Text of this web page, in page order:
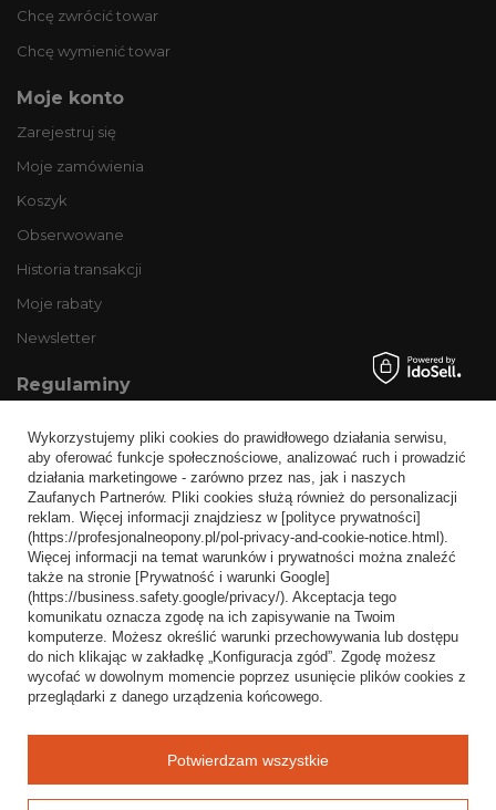
Chcę zwrócić towar
Chcę wymienić towar
Moje konto
Zarejestruj się
Moje zamówienia
Koszyk
Obserwowane
Historia transakcji
Moje rabaty
Newsletter
Regulaminy
Wysyłka
Sposoby płatności i prowizje
Regulamin
Polityka prywatności
Odstąpienie od umowy
Popularne kategorie
Opony bezdętkowe
Opony dętkowe
Wykorzystujemy pliki cookies do prawidłowego działania serwisu,
aby oferować funkcje społecznościowe, analizować ruch i prowadzić
działania marketingowe - zarówno przez nas, jak i naszych
Zaufanych Partnerów. Pliki cookies służą również do personalizacji
reklam. Więcej informacji znajdziesz w [polityce prywatności]
(https://profesjonalneopony.pl/pol-privacy-and-cookie-notice.html).
Więcej informacji na temat warunków i prywatności można znaleźć
także na stronie [Prywatność i warunki Google]
(https://business.safety.google/privacy/). Akceptacja tego
komunikatu oznacza zgodę na ich zapisywanie na Twoim
komputerze. Możesz określić warunki przechowywania lub dostępu
do nich klikając w zakładkę „Konfiguracja zgód”. Zgodę możesz
wycofać w dowolnym momencie poprzez usunięcie plików cookies z
przeglądarki z danego urządzenia końcowego.
Potwierdzam wszystkie